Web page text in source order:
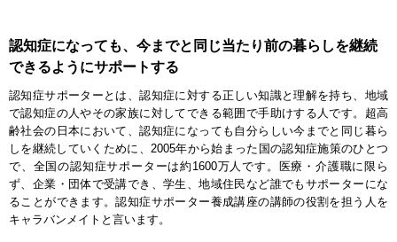
認知症になっても、今までと同じ当たり前の暮らしを継続
できるようにサポートする
認知症サポーターとは、認知症に対する正しい知識と理解を持ち、地域
で認知症の人やその家族に対してできる範囲で手助けする人です。超高
齢社会の日本において、認知症になっても自分らしい今までと同じ暮ら
しを継続していくために、2005年から始まった国の認知症施策のひとつ
で、全国の認知症サポーターは約1600万人です。医療・介護職に限ら
ず、企業・団体で受講でき、学生、地域住民など誰でもサポーターにな
ることができます。認知症サポーター養成講座の講師の役割を担う人を
キャラバンメイトと言います。